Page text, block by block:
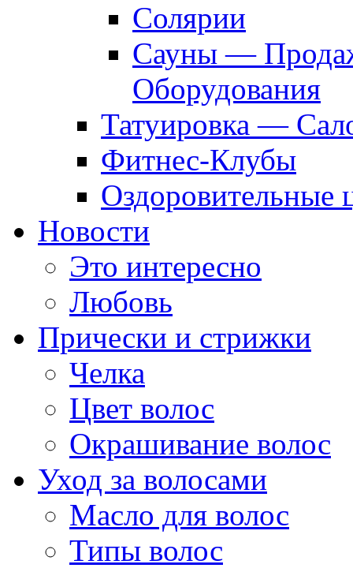
Солярии
Сауны —
Оборудования
Татуировка —
Фитнес-Клубы
Оздоровительные
Новости
Это интересно
Любовь
Прически и стрижки
Челка
Цвет волос
Окрашивание волос
Уход за волосами
Масло для волос
Типы волос